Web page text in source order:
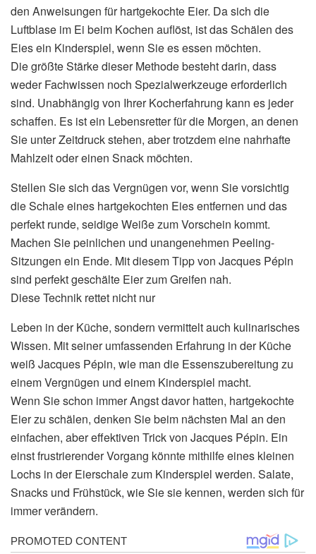
den Anweisungen für hartgekochte Eier. Da sich die
Luftblase im Ei beim Kochen auflöst, ist das Schälen des
Eies ein Kinderspiel, wenn Sie es essen möchten.
Die größte Stärke dieser Methode besteht darin, dass
weder Fachwissen noch Spezialwerkzeuge erforderlich
sind. Unabhängig von Ihrer Kocherfahrung kann es jeder
schaffen. Es ist ein Lebensretter für die Morgen, an denen
Sie unter Zeitdruck stehen, aber trotzdem eine nahrhafte
Mahlzeit oder einen Snack möchten.
Stellen Sie sich das Vergnügen vor, wenn Sie vorsichtig
die Schale eines hartgekochten Eies entfernen und das
perfekt runde, seidige Weiße zum Vorschein kommt.
Machen Sie peinlichen und unangenehmen Peeling-
Sitzungen ein Ende. Mit diesem Tipp von Jacques Pépin
sind perfekt geschälte Eier zum Greifen nah.
Diese Technik rettet nicht nur
Leben in der Küche, sondern vermittelt auch kulinarisches
Wissen. Mit seiner umfassenden Erfahrung in der Küche
weiß Jacques Pépin, wie man die Essenszubereitung zu
einem Vergnügen und einem Kinderspiel macht.
Wenn Sie schon immer Angst davor hatten, hartgekochte
Eier zu schälen, denken Sie beim nächsten Mal an den
einfachen, aber effektiven Trick von Jacques Pépin. Ein
einst frustrierender Vorgang könnte mithilfe eines kleinen
Lochs in der Eierschale zum Kinderspiel werden. Salate,
Snacks und Frühstück, wie Sie sie kennen, werden sich für
immer verändern.